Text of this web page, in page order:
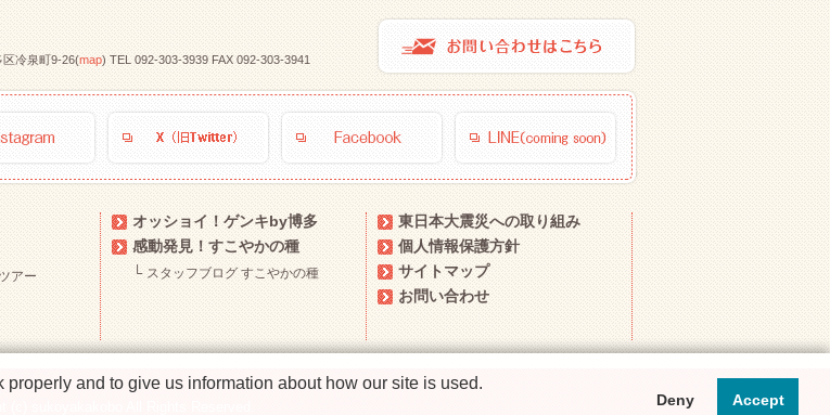
区冷泉町9-26(map) TEL 092-303-3939 FAX 092-303-3941
アー
オッショイ！ゲンキby博多
感動発見！すこやかの種
└ スタッフブログ すこやかの種
東日本大震災への取り組み
個人情報保護方針
サイトマップ
お問い合わせ
and to give us information about how our site is used.
Deny Accept